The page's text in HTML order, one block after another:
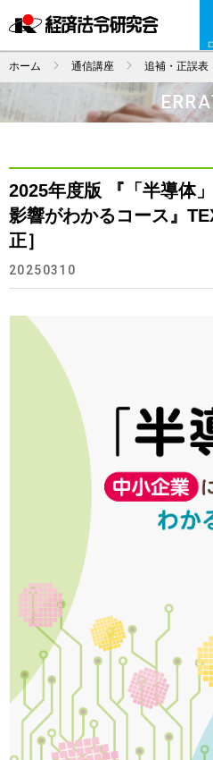
ホーム 通信講座 追補・正誤表
2025年度版 『「半導体
影響がわかるコース』
正］
20250310